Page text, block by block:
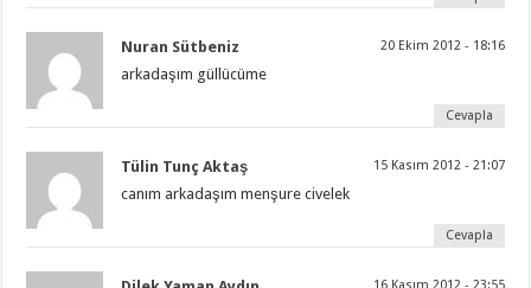
Nuran Sütbeniz 20 Ekim 2012 - 18:16
arkadaşım güllücüme
Cevapla
Tülin Tunç Aktaş 15 Kasım 2012 - 21:07
canım arkadaşım menşure civelek
Cevapla
16 Kasım 2012 - 23:55